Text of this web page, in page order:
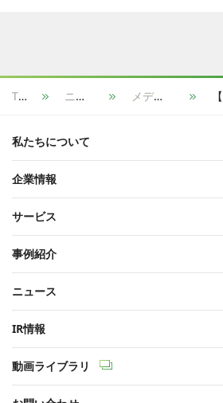
TOP ニュース メディア掲載
私たちについて
企業情報
サービス
事例紹介
ニュース
IR情報
動画ライブラリ